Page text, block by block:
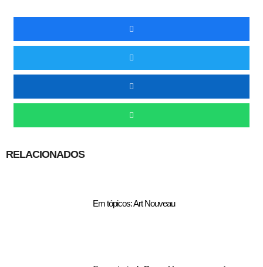
RELACIONADOS
Em tópicos: Art Nouveau